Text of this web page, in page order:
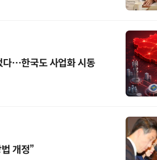
…한국도 사업화 시동
개정”